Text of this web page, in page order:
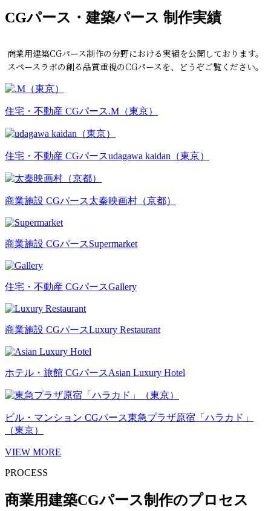
CGパース・建築パース 制作実績
商業用建築CGパース制作の分野における実績を公開しております。
スペースラボの創る品質重視のCGパースを、どうぞご覧ください。
住宅・不動産 CGパース.M（東京）
住宅・不動産 CGパースudagawa kaidan（東京）
商業施設 CGパース太秦映画村（京都）
商業施設 CGパースSupermarket
住宅・不動産 CGパースGallery
商業施設 CGパースLuxury Restaurant
ホテル・旅館 CGパースAsian Luxury Hotel
ビル・マンション CGパース東急プラザ原宿「ハラカド」
（東京）
VIEW MORE
PROCESS
商業用建築CGパース制作のプロセス